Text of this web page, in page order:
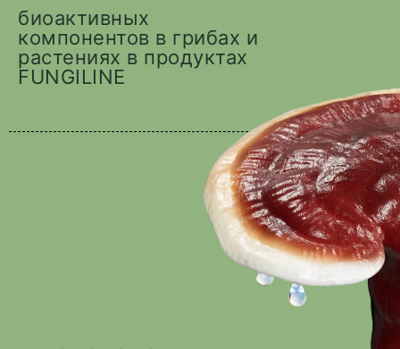
биоактивных
компонентов в грибах и
растениях в продуктах
FUNGILINE